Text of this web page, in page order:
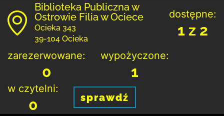
Biblioteka Publiczna w
Ostrowie Filia w Ociece
Ocieka 343
39-104 Ocieka
dostępne:
1 z 2
zarezerwowane:
0
wypożyczone:
1
w czytelni:
0 sprawdź